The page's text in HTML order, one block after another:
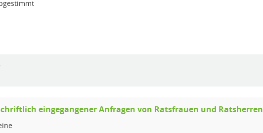
eingegangener Anfragen von Ratsfrauen und Ratsherren